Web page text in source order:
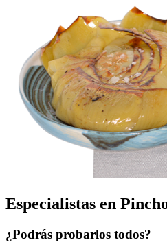
Especialistas en
¿Podrás probarlos todos?